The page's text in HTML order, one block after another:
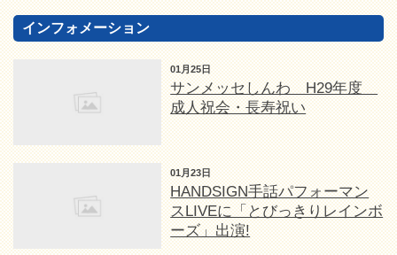
インフォメーション
01月25日
サンメッセしんわ H29年度
成人祝会・長寿祝い
01月23日
HANDSIGN手話パフォーマン
スLIVEに「とびっきりレインボ
ーズ」出演!